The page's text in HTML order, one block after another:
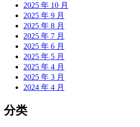
2025 年 10 月
2025 年 9 月
2025 年 8 月
2025 年 7 月
2025 年 6 月
2025 年 5 月
2025 年 4 月
2025 年 3 月
2024 年 4 月
分类